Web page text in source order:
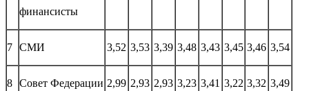
финансисты
7 СМИ 3,52 3,53 3,39 3,48 3,43 3,45 3,46 3,54
8 Совет Федерации 2,99 2,93 2,93 3,23 3,41 3,22 3,32 3,49